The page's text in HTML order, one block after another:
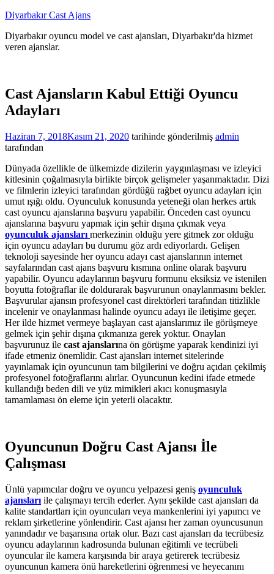
İçeriğe
Diyarbakır Cast Ajans
Diyarbakır oyuncu model ve cast ajansları, Diyarbakır'da hizmet
veren ajanslar.
Cast Ajansların Kabul Ettiği Oyuncu
Adayları
Haziran 7, 2018Kasım 21, 2020 tarihinde gönderilmiş admin
tarafından
Dünyada özellikle de ülkemizde dizilerin yaygınlaşması ve izleyici
kitlesinin çoğalmasıyla birlikte birçok gelişmeler yaşanmaktadır. Dizi
ve filmlerin izleyici tarafından gördüğü rağbet oyuncu adayları için
umut ışığı oldu. Oyunculuk konusunda yeteneği olan herkes artık
cast oyuncu ajanslarına başvuru yapabilir. Önceden cast oyuncu
ajanslarına başvuru yapmak için şehir dışına çıkmak veya
oyunculuk ajansları merkezinin olduğu yere gitmek zor olduğu
için oyuncu adayları bu durumu göz ardı ediyorlardı. Gelişen
teknoloji sayesinde her oyuncu adayı cast ajanslarının internet
sayfalarından cast ajans başvuru kısmına online olarak başvuru
yapabilir. Oyuncu adaylarının başvuru formunu eksiksiz ve istenilen
boyutta fotoğraflar ile doldurarak başvurunun onaylanmasını bekler.
Başvurular ajansın profesyonel cast direktörleri tarafından titizlikle
incelenir ve onaylanması halinde oyuncu adayı ile iletişime geçer.
Her ilde hizmet vermeye başlayan cast ajanslarımız ile görüşmeye
gelmek için şehir dışına çıkmanıza gerek yoktur. Onaylan
başvurunuz ile cast ajanslarına ön görüşme yaparak kendinizi iyi
ifade etmeniz önemlidir. Cast ajansları internet sitelerinde
yayınlamak için oyuncunun tam bilgilerini ve doğru açıdan çekilmiş
profesyonel fotoğraflarını alırlar. Oyuncunun kedini ifade etmede
kullandığı beden dili ve yüz mimikleri akıcı konuşmasıyla
tamamlaması ön eleme için yeterli olacaktır.
Oyuncunun Doğru Cast Ajansı İle
Çalışması
Ünlü yapımcılar doğru ve oyuncu yelpazesi geniş oyunculuk
ajansları ile çalışmayı tercih ederler. Aynı şekilde cast ajansları da
kalite standartları için oyuncuları veya mankenlerini iyi yapımcı ve
reklam şirketlerine yönlendirir. Cast ajansı her zaman oyuncusunun
yanındadır ve başarısına ortak olur. Bazı cast ajansları da tecrübesiz
oyuncu adaylarının kadrosunda bulunan eğitimli ve tecrübeli
oyuncular ile kamera karşısında bir araya getirerek tecrübesiz
oyuncunun kamera önü hareketlerini öğrenmesi ve heyecanını